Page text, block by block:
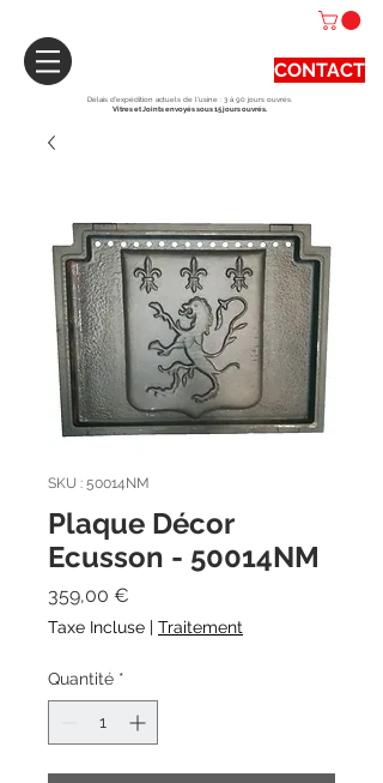
CONTACT
Délais d'expédition actuels de l'usine : 3 à 90 jours ouvrés.
Vitres et Joints envoyés sous 15 jours ouvrés.
SKU : 50014NM
Plaque Décor
Ecusson - 50014NM
359,00 €
Taxe Incluse | Traitement
Quantité *